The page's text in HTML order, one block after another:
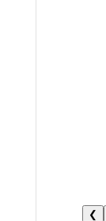
❮